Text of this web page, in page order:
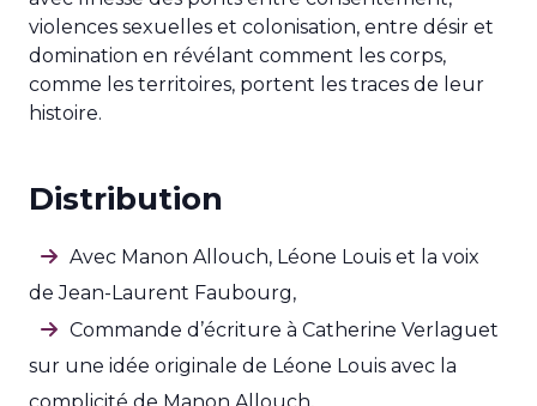
violences sexuelles et colonisation, entre désir et
domination en révélant comment les corps,
comme les territoires, portent les traces de leur
histoire.
Distribution
Avec Manon Allouch, Léone Louis et la voix
de Jean-Laurent Faubourg,
Commande d’écriture à Catherine Verlaguet
sur une idée originale de Léone Louis avec la
complicité de Manon Allouch,